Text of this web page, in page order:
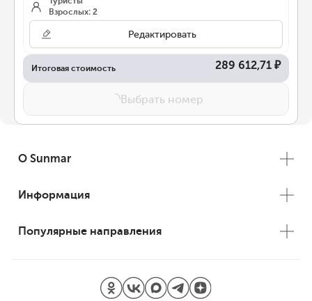
Взрослых: 2
Редактировать
Итоговая стоимость 289 612,71 ₽
Выбрать номер
О Sunmar
Информация
Популярные направления